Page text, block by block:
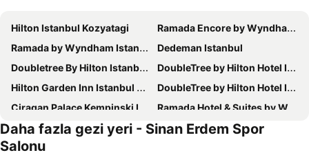
Hilton Istanbul Kozyatagi
Ramada Encore by Wyndham Istanbul Bayrampasa
Ramada by Wyndham Istanbul Golden Horn
Dedeman Istanbul
Doubletree By Hilton Istanbul Topkapı
DoubleTree by Hilton Hotel Istanbul - Moda
Hilton Garden Inn Istanbul Ataturk Airport
DoubleTree by Hilton Hotel Istanbul - Piyalepasa
Ciragan Palace Kempinski Istanbul
Ramada Hotel & Suites by Wyndham Istanbul Merter
ibis Istanbul Zeytinburnu
Swissotel The Bosphorus Istanbul
Renaissance Istanbul Polat Bosphorus Hotel
Daha fazla gezi yeri - Sinan Erdem Spor
Salonu